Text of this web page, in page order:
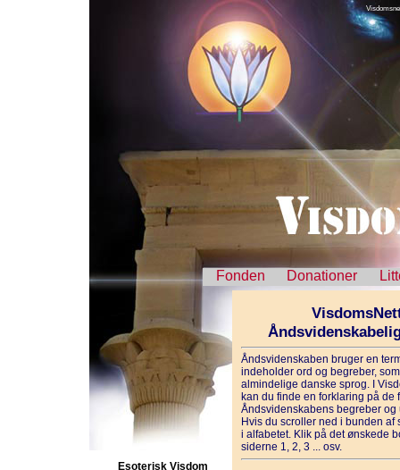
Fonden Donationer
Esoterisk Visdom
Åndsvidenskaben bruger en
indeholder ord og begreber,
almindelige danske sprog. I
kan du finde en forklaring på de
Åndsvidenskabens begreber og
Hvis du scroller ned i bunden
i alfabetet. Klik på det ønskede
siderne 1, 2, 3 ... osv.